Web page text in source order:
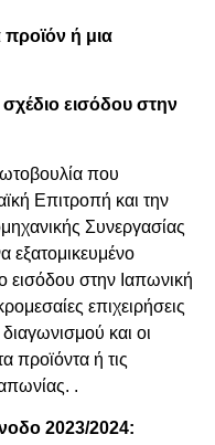
ή μια
εισόδου στην
που
Επιτροπή και την
Συνεργασίας
εξατομικευμένο
εισόδου στην Ιαπωνική
επιχειρήσεις
και οι
προϊόντα ή τις
.
2023/2024: